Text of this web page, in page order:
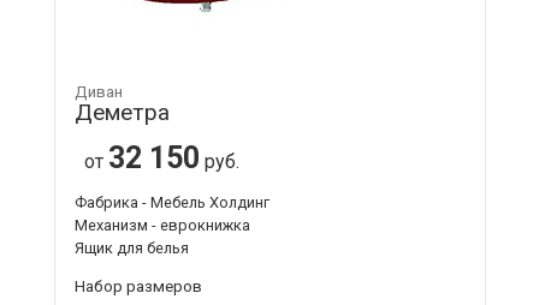
Диван
Деметра
от 32 150 руб.
Фабрика - Мебель Холдинг
Механизм - еврокнижка
Ящик для белья
Набор размеров